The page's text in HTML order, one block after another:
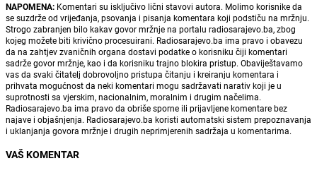
NAPOMENA: Komentari su isključivo lični stavovi autora. Molimo korisnike da
se suzdrže od vrijeđanja, psovanja i pisanja komentara koji podstiču na mržnju.
Strogo zabranjen bilo kakav govor mržnje na portalu radiosarajevo.ba, zbog
kojeg možete biti krivično procesuirani. Radiosarajevo.ba ima pravo i obavezu
da na zahtjev zvaničnih organa dostavi podatke o korisniku čiji komentari
sadrže govor mržnje, kao i da korisniku trajno blokira pristup. Obaviještavamo
vas da svaki čitatelj dobrovoljno pristupa čitanju i kreiranju komentara i
prihvata mogućnost da neki komentari mogu sadržavati narativ koji je u
suprotnosti sa vjerskim, nacionalnim, moralnim i drugim načelima.
Radiosarajevo.ba ima pravo da obriše sporne ili prijavljene komentare bez
najave i objašnjenja. Radiosarajevo.ba koristi automatski sistem prepoznavanja
i uklanjanja govora mržnje i drugih neprimjerenih sadržaja u komentarima.
VAŠ KOMENTAR